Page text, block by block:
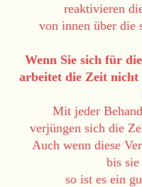
reaktivieren
von innen über die
Wenn Sie sich für
arbeitet die Zeit nicht
Mit jeder
verjüngen sich die
Auch wenn diese
bis
so ist es ein